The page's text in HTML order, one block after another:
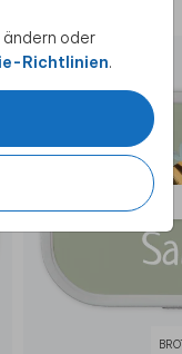
oder
Richtlinien.